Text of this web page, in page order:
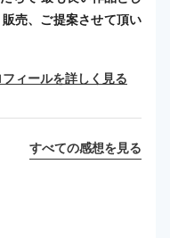
売、ご提案させて頂い
ィールを詳しく見る
すべての感想を見る